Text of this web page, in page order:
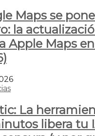
Maps se
la
Apple Maps
La
libera tu